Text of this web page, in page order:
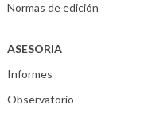
Normas de edición
ASESORIA
Informes
Observatorio